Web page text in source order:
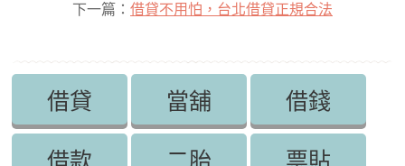
下一篇： 借貸不用怕，台北借貸正規合法
借貸 當舖 借錢
借款 二胎 票貼